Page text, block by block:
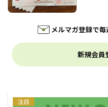
メルマガ登録で
新規会員
注目